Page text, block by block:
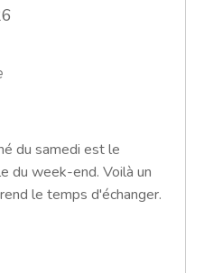
du samedi est le
du week-end. Voilà un
le temps d'échanger.